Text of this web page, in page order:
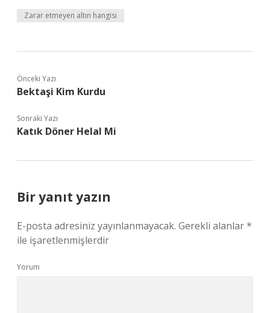
Zarar etmeyen altın hangisi
Önceki Yazı
Bektaşi Kim Kurdu
Sonraki Yazı
Katık Döner Helal Mi
Bir yanıt yazın
E-posta adresiniz yayınlanmayacak. Gerekli alanlar*
ile işaretlenmişlerdir
Yorum